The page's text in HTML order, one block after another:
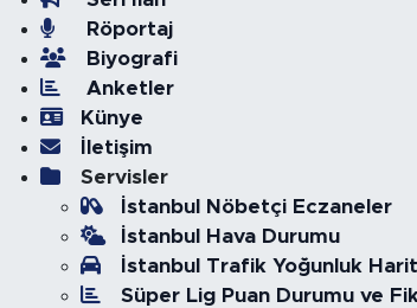
Röportaj
Biyografi
Anketler
Künye
İletişim
Servisler
İstanbul Nöbetçi Eczaneler
İstanbul Hava Durumu
İstanbul Trafik Yoğunluk
Süper Lig Puan Durumu ve